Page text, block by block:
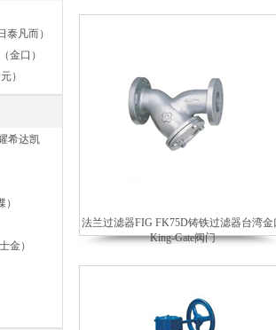
泰凡而）
金口）
）
希达凯
金）
法兰过滤器FIG FK75D铸铁过滤器台湾金
King-Gate阀门